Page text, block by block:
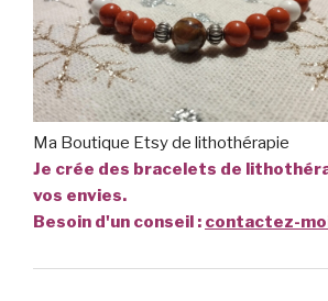
Ma Boutique Etsy de lithothérapie
Je crée des bracelets de
vos envies.
Besoin d'un conseil : contactez-